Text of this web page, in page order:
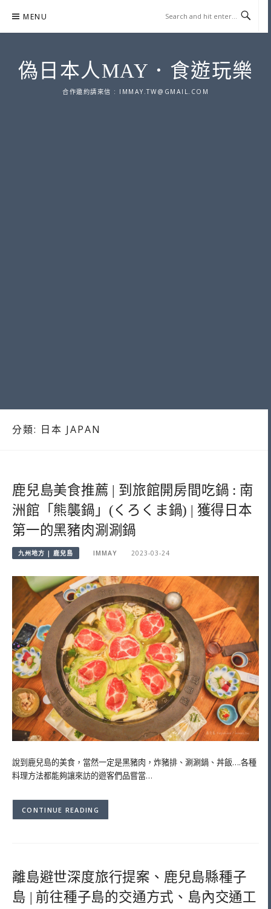
content
MENU
偽日本人MAY．食遊玩樂
合作邀約請來信 : IMMAY.TW@GMAIL.COM
分類: 日本 JAPAN
鹿兒島美食推薦 | 到旅館開房間吃鍋 : 南
洲館「熊襲鍋」(くろくま鍋) | 獲得日本
第一的黑豬肉涮涮鍋
九州地方 | 鹿兒島 IMMAY 2023-03-24
說到鹿兒島的美食，當然一定是黑豬肉，炸豬排、涮涮鍋、丼飯….各種
料理方法都能夠讓來訪的遊客們品嘗當…
CONTINUE READING
離島避世深度旅行提案、鹿兒島縣種子
島 | 前往種子島的交通方式、島內交通工